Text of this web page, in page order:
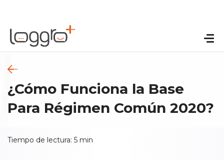
¿Cómo Funciona la Base
Para Régimen Común 2020?
Tiempo de lectura: 5 min